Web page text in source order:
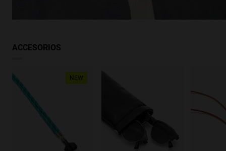
ACCESORIOS
NEW